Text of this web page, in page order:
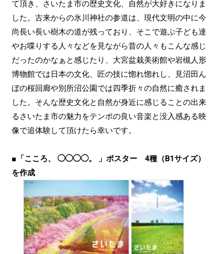
て頂き、さいたま市の歴史文化、自然が大好きになりま
した。古来からの氷川神社の参道は、現代文明の中に今
尚長い長い樹木の道が残っており、そこで遊ぶ子ども達
やお喋りする人々などを見ながら昔の人々もこんな感じ
だったのかなぁと感じたり、大宮盆栽美術館や岩槻人形
博物館では日本の文化、匠の技に惚れ惚れし、見沼田ん
ぼの桜回廊や別所沼公園では四季折々の自然に癒されま
した。そんな歴史文化と自然が身近に感じることの出来
るさいたま市の魅力をテンポの良い音楽と没入感ある映
像で追体験して頂けたら幸いです。
■「こころ、 ◯◯◯◯。 」ポスター 4種（B1サイズ）
を作成